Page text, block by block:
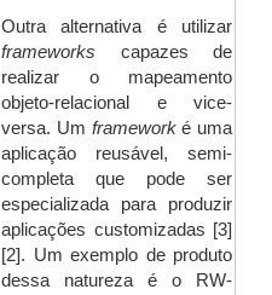
Outra alternativa é utilizar
frameworks capazes de
realizar o mapeamento
objeto-relacional e vice-
versa. Um frameworké uma
aplicação reusável, semi-
completa que pode ser
especializada para produzir
aplicações customizadas [3]
[2]. Um exemplo de produto
dessa natureza é o RW-